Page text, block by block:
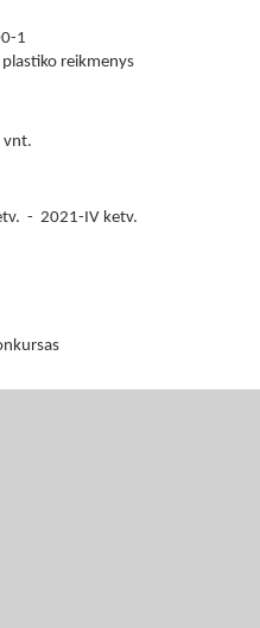
1
reikmenys
vnt.
- 2021-IV ketv.